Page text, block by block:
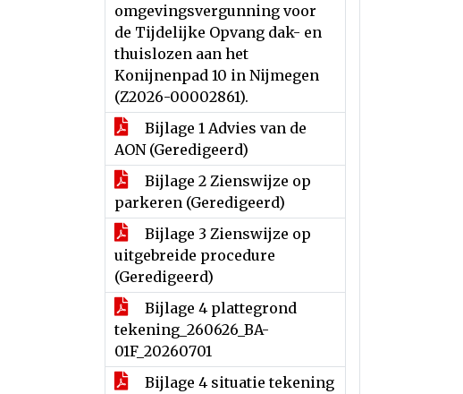
omgevingsvergunning voor
de Tijdelijke Opvang dak- en
thuislozen aan het
Konijnenpad 10 in Nijmegen
(Z2026-00002861).
Bijlage 1 Advies van de
AON (Geredigeerd)
Bijlage 2 Zienswijze op
parkeren (Geredigeerd)
Bijlage 3 Zienswijze op
uitgebreide procedure
(Geredigeerd)
Bijlage 4 plattegrond
tekening_260626_BA-
01F_20260701
Bijlage 4 situatie tekening